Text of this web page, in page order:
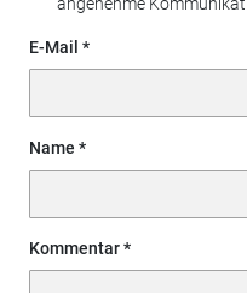
E-Mail
Name
Kommentar